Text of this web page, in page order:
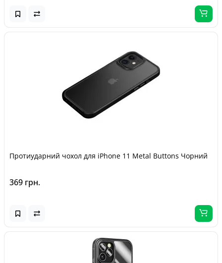
Протиударний чохол для iPhone 11 Metal Buttons Чорний
369 грн.